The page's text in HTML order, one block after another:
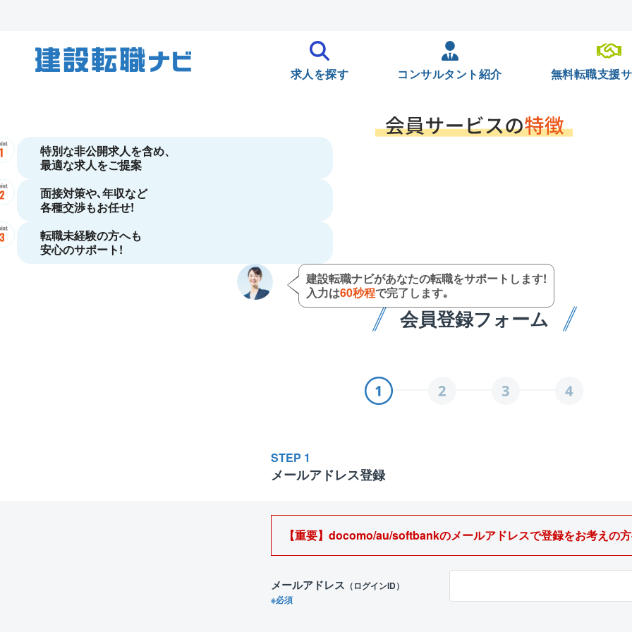
求人を探す コンサルタント紹介 無料転職支援
特別な非公開求人を含め、
最適な求人をご提案
面接対策や､年収など
各種交渉もお任せ!
転職未経験の方へも
安心のサポート!
建設転職ナビがあなたの転職をサポートします!
入力は60秒程で完了します｡
会員登録フォーム
STEP 1
メールアドレス登録
【重要】docomo/au/softbankのメールアドレスで登録をお考えの
メールアドレス （ログインID）
※必須